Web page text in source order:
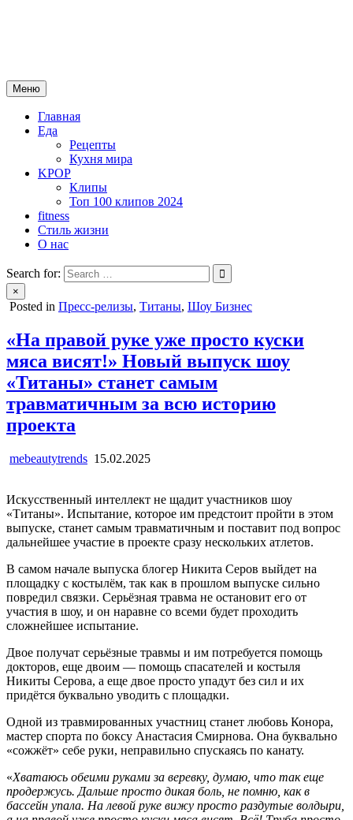
Меню
Главная
Еда
Рецепты
Кухня мира
KPOP
Клипы
Топ 100 клипов 2024
fitness
Стиль жизни
О нас
Search for:
×
Posted in Пресс-релизы, Титаны, Шоу Бизнес
«На правой руке уже просто куски
мяса висят!» Новый выпуск шоу
«Титаны» станет самым
травматичным за всю историю
проекта
mebeautytrends 15.02.2025
Искусственный интеллект не щадит участников шоу
«Титаны». Испытание, которое им предстоит пройти в этом
выпуске, станет самым травматичным и поставит под вопрос
дальнейшее участие в проекте сразу нескольких атлетов.
В самом начале выпуска блогер Никита Серов выйдет на
площадку с костылём, так как в прошлом выпуске сильно
повредил связки. Серьёзная травма не остановит его от
участия в шоу, и он наравне со всеми будет проходить
сложнейшее испытание.
Двое получат серьёзные травмы и им потребуется помощь
докторов, еще двоим — помощь спасателей и костыля
Никиты Серова, а еще двое просто упадут без сил и их
придётся буквально уводить с площадки.
Одной из травмированных участниц станет любовь Конора,
мастер спорта по боксу Анастасия Смирнова. Она буквально
«сожжёт» себе руки, неправильно спускаясь по канату.
«Хватаюсь обеими руками за веревку, думаю, что так еще
продержусь. Дальше просто дикая боль, не помню, как в
бассейн упала. На левой руке вижу просто раздутые волдыри,